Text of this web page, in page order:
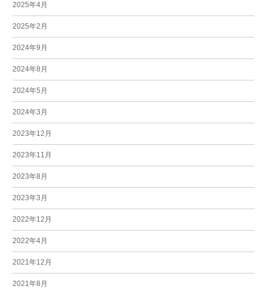
2025年4月
2025年2月
2024年9月
2024年8月
2024年5月
2024年3月
2023年12月
2023年11月
2023年8月
2023年3月
2022年12月
2022年4月
2021年12月
2021年8月